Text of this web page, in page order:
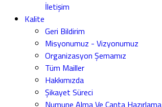
İletişim
Kalite
Geri Bildirim
Misyonumuz - Vizyonumuz
Organizasyon Şemamız
Tüm Mailler
Hakkımızda
Şikayet Süreci